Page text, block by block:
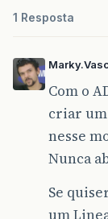
1 Resposta
Com o
criar
nesse
Nunca
Se